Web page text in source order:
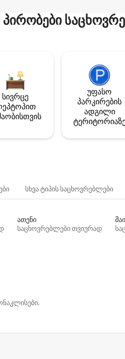
სივრცე
უფასო
პარკირების
ადგილი
სხვა ტიპის საცხოვრებლები
ათენი
საცხოვრებლები თვიურად